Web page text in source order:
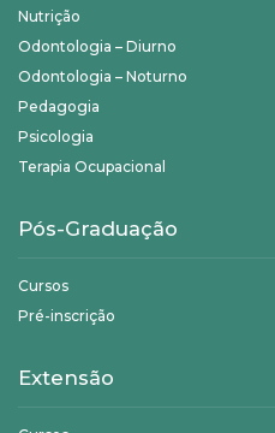
Nutrição
Odontologia – Diurno
Odontologia – Noturno
Pedagogia
Psicologia
Terapia Ocupacional
Pós-Graduação
Cursos
Pré-inscrição
Extensão